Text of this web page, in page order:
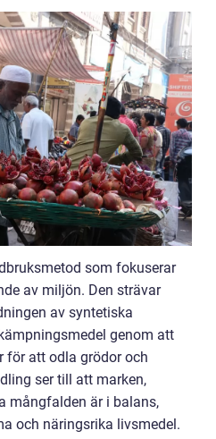
som fokuserar
av miljön. Den strävar
av syntetiska
genom att
för att odla grödor och
ser till att marken,
mångfalden är i balans,
och näringsrika livsmedel.